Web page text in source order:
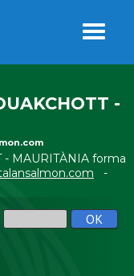
-
- MAURITÀNIA forma
-